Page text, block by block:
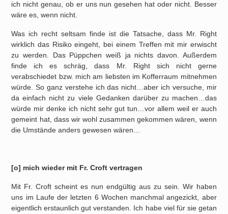
ich nicht genau, ob er uns nun gesehen hat oder nicht. Besser
wäre es, wenn nicht.
Was ich recht seltsam finde ist die Tatsache, dass Mr. Right
wirklich das Risiko eingeht, bei einem Treffen mit mir erwischt
zu werden. Das Püppchen weiß ja nichts davon. Außerdem
finde ich es schräg, dass Mr. Right sich nicht gerne
verabschiedet bzw. mich am liebsten im Kofferraum mitnehmen
würde. So ganz verstehe ich das nicht…aber ich versuche, mir
da einfach nicht zu viele Gedanken darüber zu machen…das
würde mir denke ich nicht sehr gut tun…vor allem weil er auch
gemeint hat, dass wir wohl zusammen gekommen wären, wenn
die Umstände anders gewesen wären…
[o] mich wieder mit Fr. Croft vertragen
Mit Fr. Croft scheint es nun endgültig aus zu sein. Wir haben
uns im Laufe der letzten 6 Wochen manchmal angezickt, aber
eigentlich erstaunlich gut verstanden. Ich habe viel für sie getan